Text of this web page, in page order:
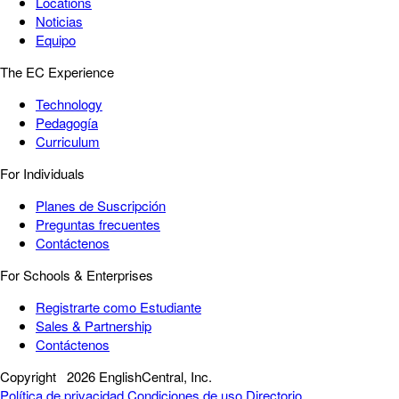
Noticias
Equipo
The EC Experience
Technology
Pedagogía
Curriculum
For Individuals
Planes de Suscripción
Preguntas frecuentes
Contáctenos
For Schools & Enterprises
Registrarte como Estudiante
Sales & Partnership
Contáctenos
Copyright 2026 EnglishCentral, Inc.